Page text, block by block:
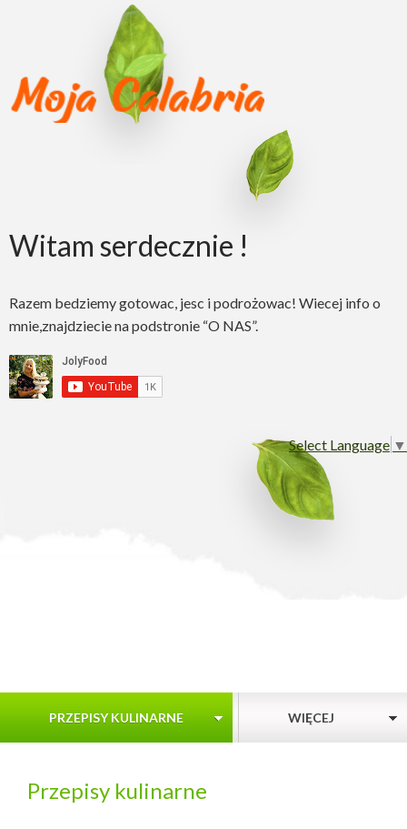
Witam serdecznie !
Razem bedziemy gotowac, jesc i podrożowac! Wiecej info o
mnie,znajdziecie na podstronie “O NAS”.
Select Language ▼
PRZEPISY KULINARNE WIĘCEJ
Przepisy kulinarne